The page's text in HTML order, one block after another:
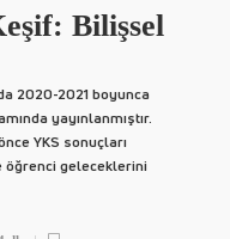
Bilişsel
2020-2021 boyunca
yayınlanmıştır.
YKS sonuçları
öğrenci geleceklerini